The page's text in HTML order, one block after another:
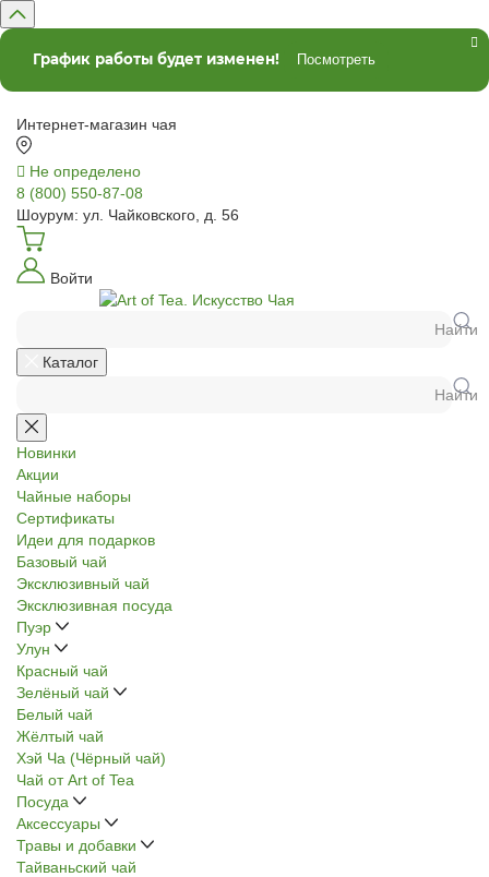
График работы будет изменен! Посмотреть
Интернет-магазин чая
Не определено
8 (800) 550-87-08
Шоурум: ул. Чайковского, д. 56
Войти
Найти
Каталог
Найти
Новинки
Акции
Чайные наборы
Сертификаты
Идеи для подарков
Базовый чай
Эксклюзивный чай
Эксклюзивная посуда
Пуэр
Улун
Красный чай
Зелёный чай
Белый чай
Жёлтый чай
Хэй Ча (Чёрный чай)
Чай от Art of Tea
Посуда
Аксессуары
Травы и добавки
Тайваньский чай